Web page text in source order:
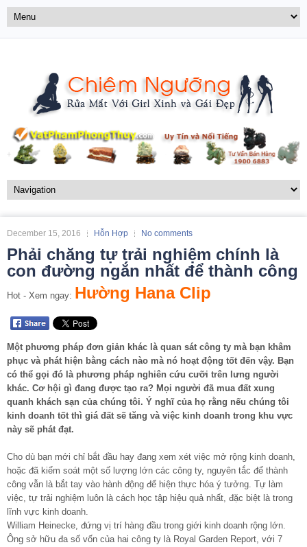
December 15, 2016 Hỗn Hợp No comments
Phải chăng tự trải nghiệm chính là
con đường ngắn nhất để thành công
Hot - Xem ngay: Hường Hana Clip
Một phương pháp đơn giản khác là quan sát công ty mà bạn khâm
phục và phát hiện bằng cách nào mà nó hoạt động tốt đến vậy. Bạn
có thể gọi đó là phương pháp nghiên cứu cưỡi trên lưng người
khác. Cơ hội gì đang được tạo ra? Mọi người đã mua đất xung
quanh khách sạn của chúng tôi. Ý nghĩ của họ rằng nếu chúng tôi
kinh doanh tốt thì giá đất sẽ tăng và việc kinh doanh trong khu vực
này sẽ phát đạt.
Cho dù bạn mới chỉ bắt đầu hay đang xem xét việc mở rộng kinh doanh,
hoặc đã kiểm soát một số lượng lớn các công ty, nguyên tắc để thành
công vẫn là bắt tay vào hành động để hiện thực hóa ý tưởng. Tự làm
việc, tự trải nghiệm luôn là cách học tập hiệu quả nhất, đặc biệt là trong
lĩnh vực kinh doanh.
William Heinecke, đứng vị trí hàng đầu trong giới kinh doanh rộng lớn.
Ông sở hữu đa số vốn của hai công ty là Royal Garden Report, với 7